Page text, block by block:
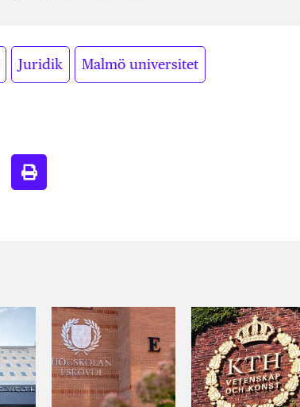
Juridik Malmö universitet